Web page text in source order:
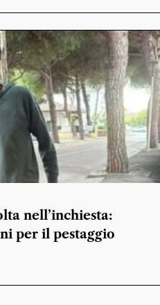
nell’inchiesta:
per il pestaggio